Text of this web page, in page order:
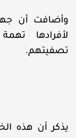
وأضافت أن
لأفرادها
تصفيتهم.
يذكر أن هذه